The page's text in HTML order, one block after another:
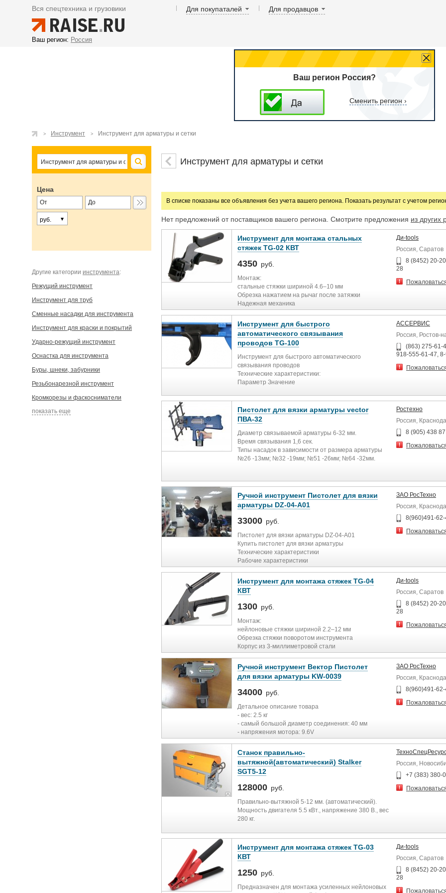
Вся спецтехника и грузовики Для покупаталей Для продавцов
Ваш регион: Россия
Ваш регион Россия?
Сменить регион ›
Инструмент Инструмент для арматуры и сетки
Цена
руб.
Другие категории инструмента:
Режущий инструмент
Инструмент для труб
Сменные насадки для инструмента
Инструмент для краски и покрытий
Ударно-режущий инструмент
Оснастка для инструмента
Буры, шнеки, забурники
Резьбонарезной инструмент
Кромкорезы и фаскосниматели
показать еще
Инструмент для арматуры и сетки
В списке показаны все объявления без учета вашего региона. Показать результат с учетом
Нет предложений от поставщиков вашего региона. Смотрите предложения из других
Инструмент для монтажа стальных
стяжек TG-02 КВТ
4350 руб.
Монтаж:
стальные стяжки шириной 4.6–10 мм
Обрезка нажатием на рычаг после затяжки
Надежная механика
Сокращает время, необходимое для монтажа, и
обеспечивает профессиональное качество работ
Вес: 550 г
Длина: 210 мм
Ди-tools
Россия, Саратов
8 (8452) 20-
28
Инструмент для быстрого
автоматического связывания
проводов TG-100
Инструмент для быстрого автоматического
связывания проводов
Технические характеристики:
Параметр Значение
2,4...4,8 мм
Длина
145 мм
Вес
470 г
АССЕРВИС
Россия, Ростов-
(863) 275-61-
918-555-61-47,
Пистолет для вязки арматуры vector
ПВА-32
Диаметр связываемой арматуры 6-32 мм.
Время связывания 1,6 сек.
Типы насадок в зависимости от размера арматуры
№26 -13мм; №32 -19мм; №51 -26мм; №64 -32мм.
ф 0,85 мм.
Длина проволоки в катушке 45м.
Число связываний на одном полностью
заряженном аккумуляторе 450
Габаритные размеры инструмента 180х80х660 мм.
Рабочий вес (вкл. аккумулятор и катушку с
проволокой) 3,8 кг.
Ростехно
Россия,
8 (905) 438
Ручной инструмент Пистолет для вязки
арматуры DZ-04-A01
33000 руб.
Пистолет для вязки арматуры DZ-04-A01
Купить пистолет для вязки арматуры
Технические характеристики
Рабочие характеристики
Снабжение проволокой Заменяемая катушка
(оцинкованная/нержавеющая сталь)
Время связывания 1,6 с
Количество связываний на катушку 190 / 120
Количество связываний на 1 аккумуляторе 450
Диам. проволоки 1 мм
Габариты
Размеры 150×810×680 мм
Вес 3,5 кг
Пистолет для вязки арматуры DZ-04-A01
Купить пистолет для вязки арматуры.
ЗАО РосТехно
Россия,
8(960)491-
Инструмент для монтажа стяжек TG-04
КВТ
1300 руб.
Монтаж:
нейлоновые стяжки шириной 2.2–12 мм
Обрезка стяжки поворотом инструмента
Корпус из 3-миллиметровой стали
Уникальный дизайн
Сокращает время монтажа и обеспечивает
профессиональное качество работ
Надежная механика
Вес: 250 г
Длина: 180 мм
Ди-tools
Россия, Саратов
8 (8452) 20-
28
Ручной инструмент Вектор Пистолет
для вязки арматуры KW-0039
34000 руб.
Детальное описание товара
- вес: 2.5 кг
- самый большой диаметр соединения: 40 мм
- напряжения мотора: 9.6V
- батарея: Ni-MH 3300MA, время зарядки - 70 минут
Узел завязывается в течение 0.8 секунды, используя
длину проволоки 720 мм (3 оборота). Одной катушки
хватает на 200-230 узлов. Заряда батареи хватает
больше чем на 1200 узлов.
Толщина проволоки 0.8 мм, длина рулона - 95
метров.
Комплект поставки включает: кейс, две батареи,
зарядное устройство, четыре бобины проволоки,
плоскогубцы. Размер упаковки: 370 Х 130 Х 350 мм,
Европейский сертификат, свидетельство ROHS и так
для сервисной модели, трех патентов проекта и двух
европейских патентов.
0039&filmId=jaOC47RSUXI
ЗАО РосТехно
Россия,
8(960)491-
Станок правильно-
вытяжной(автоматический) Stalker
SGT5-12
128000 руб.
Правильно-вытяжной 5-12 мм. (автоматический).
Мощность двигателя 5.5 кВт., напряжение 380 В., вес
280 кг.
Мощность
7.5KW
Напряжение
Россия,
+7 (383) 380-
Инструмент для монтажа стяжек TG-03
КВТ
1250 руб.
Предназначен для монтажа усиленных нейлоновых
Ди-tools
Россия, Саратов
8 (8452) 20-
28